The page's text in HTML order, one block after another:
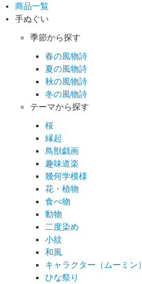
商品一覧
手ぬぐい
季節から探す
春の風物詩
夏の風物詩
秋の風物詩
冬の風物詩
テーマから探す
桜
縁起
鳥獣戯画
趣味道楽
幾何学模様
花・植物
食べ物
動物
二度染め
小紋
和風
キャラクター（ムーミン）
ひな祭り